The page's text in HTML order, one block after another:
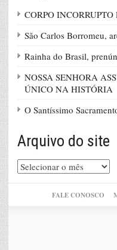
CORPO
São Carlos Borromeu,
Rainha do Brasil,
NOSSA SENHORA
ÚNICO NA HISTÓRIA
O Santíssimo
Arquivo do site
Arquivo
do
FALE CONOSCO